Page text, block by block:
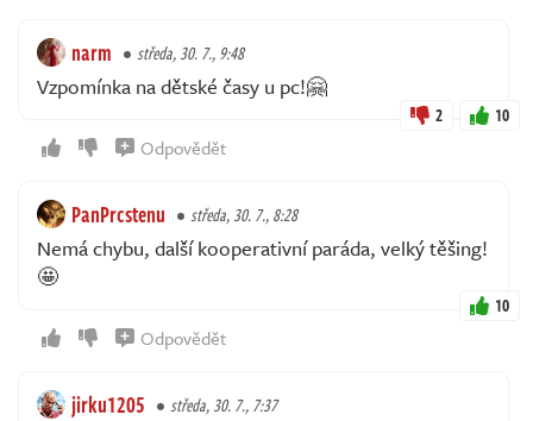
narm středa, 30. 7., 9:48
Vzpomínka na dětské časy u pc!🤗
2 10
Odpovědět
PanPrcstenu středa, 30. 7., 8:28
Nemá chybu, další kooperativní paráda, velký těšing!
🤩
10
Odpovědět
jirku1205 středa, 30. 7., 7:37